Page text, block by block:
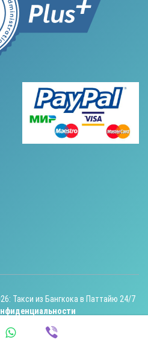
Такси из Бангкока в Паттайю 24/7